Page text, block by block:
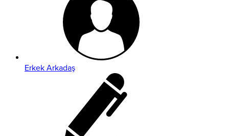
Erkek Arkadaş